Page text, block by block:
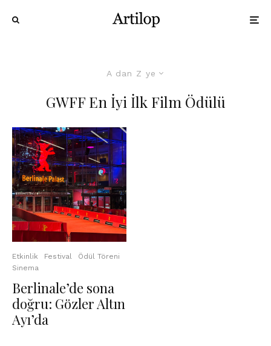
A dan Z ye
GWFF En İyi İlk Film Ödülü
Etkinlik Festival
Ödül Töreni
Sinema
Berlinale’de sona
doğru: Gözler Altın
Ayı’da